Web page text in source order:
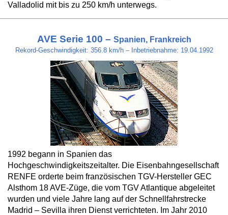
Valladolid mit bis zu 250 km/h unterwegs.
AVE Serie 100 – Spanien, Frankreich
Rekord-Geschwindigkeit: 356.8 km/h – Inbetriebnahme: 19.04.1992
1992 begann in Spanien das
Hochgeschwindigkeitszeitalter. Die Eisenbahngesellschaft
RENFE orderte beim französischen TGV-Hersteller GEC
Alsthom 18 AVE-Züge, die vom TGV Atlantique abgeleitet
wurden und viele Jahre lang auf der Schnellfahrstrecke
Madrid – Sevilla ihren Dienst verrichteten. Im Jahr 2010